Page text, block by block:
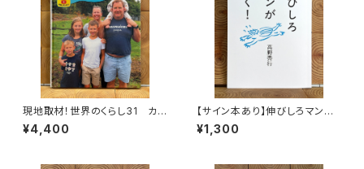
現地取材！世界のくらし31 カナ
ダ
¥4,400
【サイン本あり】伸びしろマンが
ゆく！
¥1,300